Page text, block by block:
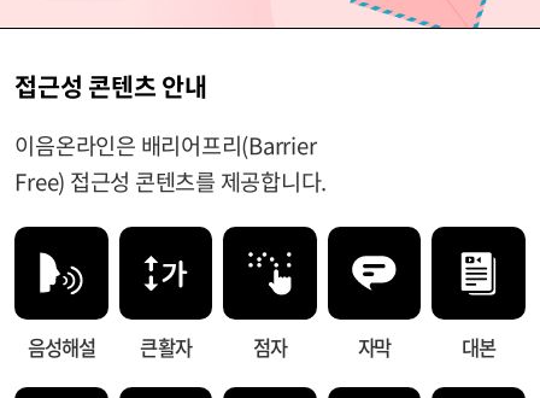
접근성 콘텐츠 안내
이음온라인은 배리어프리(Barrier
Free) 접근성 콘텐츠를 제공합니다.
음성해설 큰 활자 점자 자막 대본